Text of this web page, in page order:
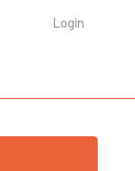
Login